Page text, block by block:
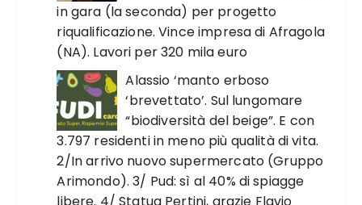
in gara (la seconda) per progetto
riqualificazione. Vince impresa di Afragola
(NA). Lavori per 320 mila euro
Alassio ‘manto erboso
‘brevettato’. Sul lungomare
“biodiversità del beige”. E con
3.797 residenti in meno più qualità di vita.
2/In arrivo nuovo supermercato (Gruppo
Arimondo). 3/ Pud: sì al 40% di spiagge